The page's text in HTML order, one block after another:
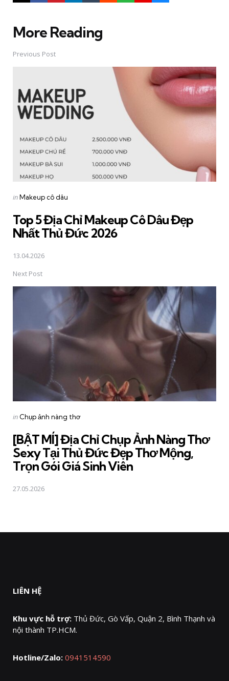
More Reading
Post
navigation
Previous Post
Posted
inMakeup cô dâu
Top 5 Địa Chỉ Makeup Cô Dâu Đẹp
Nhất Thủ Đức 2026
13.04.2026
Next Post
Posted
in Chụp ảnh nàng thơ
[BẬT MÍ] Địa Chỉ Chụp Ảnh Nàng Thơ
Sexy Tại Thủ Đức Đẹp Thơ Mộng,
Trọn Gói Giá Sinh Viên
27.05.2026
LIÊN HỆ
Khu vực hỗ trợ: Thủ Đức, Gò Vấp, Quận 2, Bình Thạnh và
nội thành TP.HCM.
Hotline/Zalo: 0941514590